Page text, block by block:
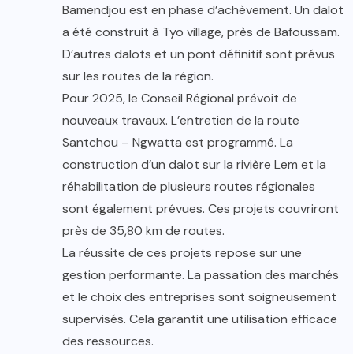
Bamendjou est en phase d’achèvement. Un dalot
a été construit à Tyo village, près de Bafoussam.
D’autres dalots et un pont définitif sont prévus
sur les routes de la région.
Pour 2025, le Conseil Régional prévoit de
nouveaux travaux. L’entretien de la route
Santchou – Ngwatta est programmé. La
construction d’un dalot sur la rivière Lem et la
réhabilitation de plusieurs routes régionales
sont également prévues. Ces projets couvriront
près de 35,80 km de routes.
La réussite de ces projets repose sur une
gestion performante. La passation des marchés
et le choix des entreprises sont soigneusement
supervisés. Cela garantit une utilisation efficace
des ressources.